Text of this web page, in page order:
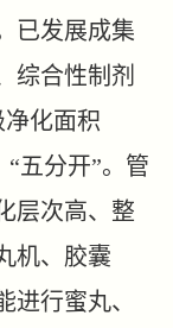
已发展成集
综合性制剂
净化面积
“五分开”。管
层次高、整
机、胶囊
进行蜜丸、